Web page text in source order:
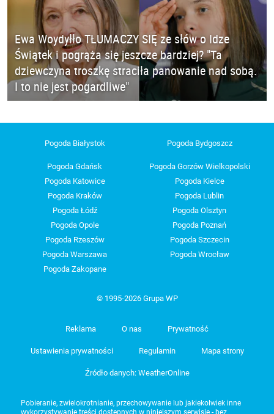
Ewa Woydyłło TŁUMACZY SIĘ ze słów o Idze
Świątek i pogrąża się jeszcze bardziej? "Ta
dziewczyna troszkę straciła panowanie nad sobą.
I to nie jest pogardliwe"
Pogoda Białystok Pogoda Bydgoszcz
Pogoda Gdańsk
Pogoda Gorzów Wielkopolski
Pogoda Katowice
Pogoda Kielce
Pogoda Kraków
Pogoda Lublin
Pogoda Łódź
Pogoda Olsztyn
Pogoda Opole
Pogoda Poznań
Pogoda Rzeszów
Pogoda Szczecin
Pogoda Warszawa
Pogoda Wrocław
Pogoda Zakopane
© 1995-2026 Grupa WP
Reklama O nas Prywatność
Ustawienia prywatności Regulamin Mapa strony
Źródło danych: WeatherOnline
Pobieranie, zwielokrotnianie, przechowywanie lub jakiekolwiek inne
wykorzystywanie treści dostępnych w niniejszym serwisie - bez